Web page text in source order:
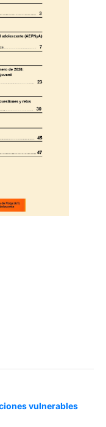
vulnerables